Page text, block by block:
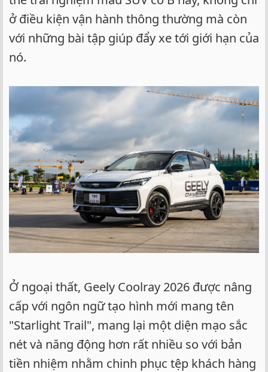
ở điều kiện vận hành thông thường mà còn
với những bài tập giúp đẩy xe tới giới hạn của
nó.
Ở ngoại thất, Geely Coolray 2026 được nâng
cấp với ngôn ngữ tạo hình mới mang tên
"Starlight Trail", mang lại một diện mạo sắc
nét và năng động hơn rất nhiều so với bản
tiền nhiệm nhằm chinh phục tệp khách hàng